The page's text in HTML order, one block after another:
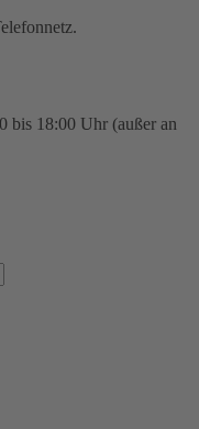
bis 18:00 Uhr (außer an